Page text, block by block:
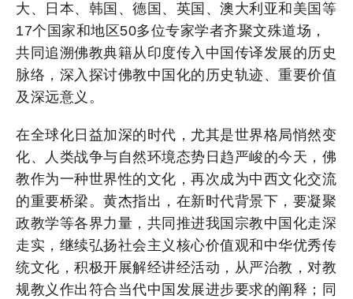
大、日本、韩国、德国、英国、澳大利亚和美国等
17个国家和地区50多位专家学者齐聚文殊道场，
共同追溯佛教典籍从印度传入中国传译发展的历史
脉络，深入探讨佛教中国化的历史轨迹、重要价值
及深远意义。
在全球化日益加深的时代，尤其是世界格局悄然变
化、人类战争与自然环境态势日趋严峻的今天，佛
教作为一种世界性的文化，再次成为中西文化交流
的重要桥梁。黄杰指出，在新时代背景下，要凝聚
政教学等各界力量，共同推进我国宗教中国化走深
走实，继续弘扬社会主义核心价值观和中华优秀传
统文化，积极开展解经讲经活动，从严治教，对教
规教义作出符合当代中国发展进步要求的阐释；同